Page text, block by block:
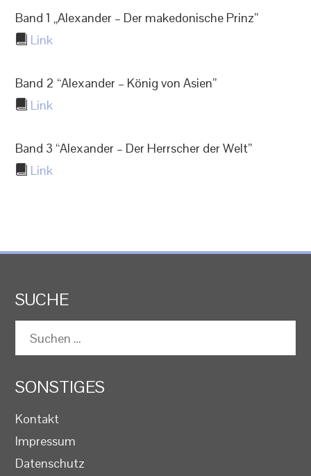
Band 1 „Alexander – Der makedonische Prinz”
Link
Band 2 “Alexander – König von Asien”
Link
Band 3 “Alexander – Der Herrscher der Welt”
Link
SUCHE
Suchen
nach:
SONSTIGES
Kontakt
Impressum
Datenschutz